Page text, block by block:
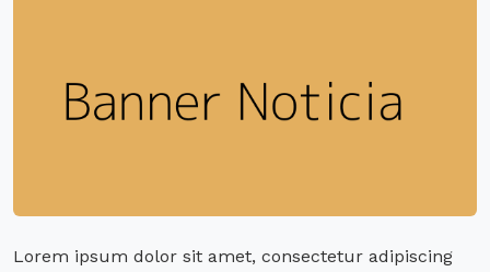
Lorem ipsum dolor sit amet, consectetur adipiscing